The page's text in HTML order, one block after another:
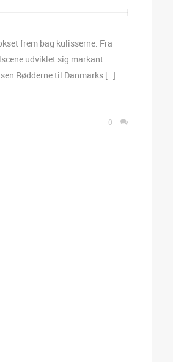
frem bag kulisserne. Fra
udviklet sig markant.
Rødderne til Danmarks […]
0